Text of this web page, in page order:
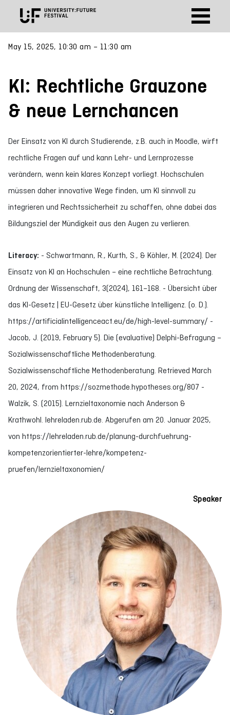
May 15, 2025, 10:30 am – 11:30 am
KI: Rechtliche Grauzone
& neue Lernchancen
Der Einsatz von KI durch Studierende, z.B. auch in Moodle, wirft
rechtliche Fragen auf und kann Lehr- und Lernprozesse
verändern, wenn kein klares Konzept vorliegt. Hochschulen
müssen daher innovative Wege finden, um KI sinnvoll zu
integrieren und Rechtssicherheit zu schaffen, ohne dabei das
Bildungsziel der Mündigkeit aus den Augen zu verlieren.
Literacy: - Schwartmann, R., Kurth, S., & Köhler, M. (2024). Der
Einsatz von KI an Hochschulen – eine rechtliche Betrachtung.
Ordnung der Wissenschaft, 3(2024), 161–168. - Übersicht über
das KI-Gesetz | EU-Gesetz über künstliche Intelligenz. (o. D.).
https://artificialintelligenceact.eu/de/high-level-summary/ -
Jacob, J. (2019, February 5). Die (evaluative) Delphi-Befragung –
Sozialwissenschaftliche Methodenberatung.
Sozialwissenschaftliche Methodenberatung. Retrieved March
20, 2024, from https://sozmethode.hypotheses.org/807 -
Walzik, S. (2015). Lernzieltaxonomie nach Anderson &
Krathwohl. lehreladen.rub.de. Abgerufen am 20. Januar 2025,
von https://lehreladen.rub.de/planung-durchfuehrung-
kompetenzorientierter-lehre/kompetenz-
pruefen/lernzieltaxonomien/
Speaker